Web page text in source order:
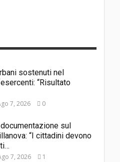
sostenuti nel
“Risultato
7, 2026 0
sul
“I cittadini devono
7, 2026 1